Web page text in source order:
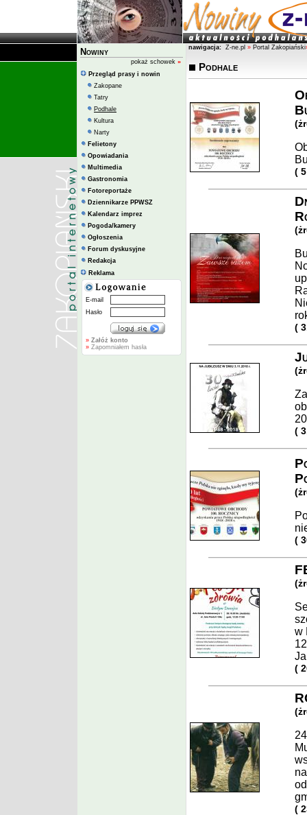
Nowiny
pokaż schowek »
Przegląd prasy i nowin
Zakopane
Tatry
Podhale
Kultura
Narty
Felietony
Opowiadania
Multimedia
Gastronomia
Fotoreportaże
Dziennikarze PPWSZ
Kalendarz imprez
Pogoda/kamery
Ogłoszenia
Forum dyskusyjne
Redakcja
Reklama
E-mail
Hasło
» Załóż konto
» Zapomniałem hasła
nawigacja: Z-ne.pl » Portal Zakopiański
Podhale
(
(
(
(
w
(
(